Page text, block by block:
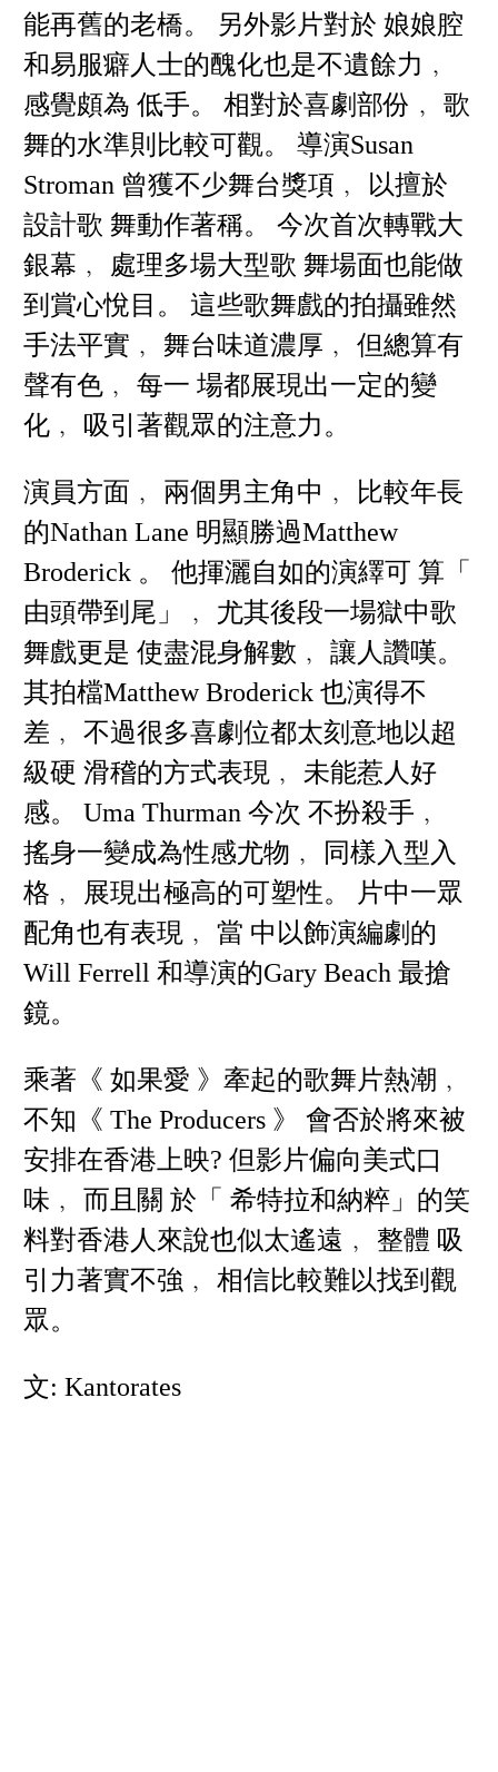
能再舊的老橋。 另外影片對於 娘娘腔
和易服癖人士的醜化也是不遺餘力﹐
感覺頗為 低手。 相對於喜劇部份﹐ 歌
舞的水準則比較可觀。 導演Susan
Stroman 曾獲不少舞台獎項﹐ 以擅於
設計歌 舞動作著稱。 今次首次轉戰大
銀幕﹐ 處理多場大型歌 舞場面也能做
到賞心悅目。 這些歌舞戲的拍攝雖然
手法平實﹐ 舞台味道濃厚﹐ 但總算有
聲有色﹐ 每一 場都展現出一定的變
化﹐ 吸引著觀眾的注意力。
演員方面﹐ 兩個男主角中﹐ 比較年長
的Nathan Lane 明顯勝過Matthew
Broderick 。 他揮灑自如的演繹可 算「
由頭帶到尾」﹐ 尤其後段一場獄中歌
舞戲更是 使盡混身解數﹐ 讓人讚嘆。
其拍檔Matthew Broderick 也演得不
差﹐ 不過很多喜劇位都太刻意地以超
級硬 滑稽的方式表現﹐ 未能惹人好
感。 Uma Thurman 今次 不扮殺手﹐
搖身一變成為性感尤物﹐ 同樣入型入
格﹐ 展現出極高的可塑性。 片中一眾
配角也有表現﹐ 當 中以飾演編劇的
Will Ferrell 和導演的Gary Beach 最搶
鏡。
乘著《 如果愛 》牽起的歌舞片熱潮﹐
不知《 The Producers 》 會否於將來被
安排在香港上映? 但影片偏向美式口
味﹐ 而且關 於「 希特拉和納粹」的笑
料對香港人來說也似太遙遠﹐ 整體 吸
引力著實不強﹐ 相信比較難以找到觀
眾。
文: Kantorates